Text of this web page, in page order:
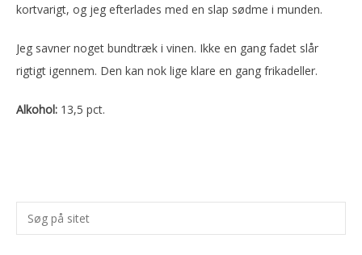
kortvarigt, og jeg efterlades med en slap sødme i munden.
Jeg savner noget bundtræk i vinen. Ikke en gang fadet slår
rigtigt igennem. Den kan nok lige klare en gang frikadeller.
Alkohol: 13,5 pct.
Primær
Sidebar
Søg
på